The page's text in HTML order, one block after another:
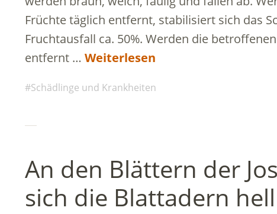
Früchte täglich entfernt, stabilisiert sich das
Fruchtausfall ca. 50%. Werden die
entfernt … Weiterlesen
Schädlinge und Krankheiten
An den Blättern der
sich die Blattadern hell